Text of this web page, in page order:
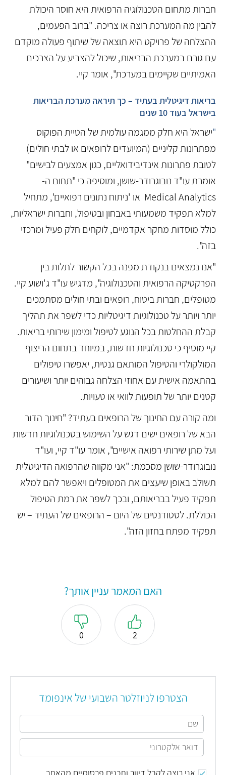
חברות מתחום הטכנולוגיה הרפואית היא חוסר היכולת
להבין מה המערכת רוצה או צריכה. "ברוב הפעמים,
ההצלחה של פרויקט היא תוצאה של שיתוף פעולה מוקדם
עם גורם במערכת הבריאות, שיכול להצביע על הצרכים
האמיתיים שקיימים במערכת", אומר קיי.
בריאות דיגיטלית בעתיד – כך תיראה מערכת הבריאות
בישראל בעוד 10 שנים
"ישראל היא חלק ממגמה עולמית של הטיית הפוקוס
מפתרונות קליניים (המיועדים לרופאים או לבתי חולים)
לטובת פתרונות אינדיבידואליים, כגון אמצעים לבישים"
אומרת עו"ד נובוגרודר-שושן, ומוסיפה כי "תחום ה-
Medical Analytics או 'ניתוח נתונים רפואיים', מתחיל
למלא תפקיד משמעותי באבחון ובטיפול, וחברות ישראליות,
כולל מוסדות מחקר אקדמיים, לוקחים חלק פעיל ומרכזי
בזה".
"אנו נמצאים בנקודת מפנה בכל הקשור לתלות בין
הפרקטיקה הרפואית והטכנולוגיה", מדגיש עו"ד ג'ושוע קיי.
מטופלים, חברות ביטוח, רופאים ובתי חולים מסתמכים
יותר ויותר על טכנולוגיות דיגיטליות כדי לשפר את תהליך
קבלת ההחלטות בכל הנוגע לטיפול ומימון שירותי בריאות.
קיי מוסיף כי טכנולוגיות חדשות, במיוחד בתחום הריצוף
המולקולרי והטיפול המותאם גנטית, יאפשרו טיפולים
בהתאמה אישית עם אחוזי הצלחה גבוהים יותר ושיעורים
קטנים יותר של תופעות לוואי או טעויות.
ומה קורה עם החינוך של הרופאים בעתיד? "חינוך הדור
הבא של רופאים ישים דגש על השימוש בטכנולוגיות חדשות
ועל מתן שירותי רפואה אישיים", אומר עו"ד קיי, ועו"ד
נובוגרודר-שושן מסכמת: "אני מקווה שהרפואה הדיגיטלית
תשולב באופן שיעצים את המטופלים ויאפשר להם למלא
תפקיד פעיל בבריאותם, ובכך לשפר את רמת הטיפול
הכוללת. לסטודנטים של היום – הרופאים של העתיד – יש
תפקיד מפתח בחזון הזה".
האם המאמר עניין אותך?
2
0
הצטרפו לניוזלטר השבועי של אינפומד
אני רוצה לקבל דיוור ותכנים פרסומיים מהאתר